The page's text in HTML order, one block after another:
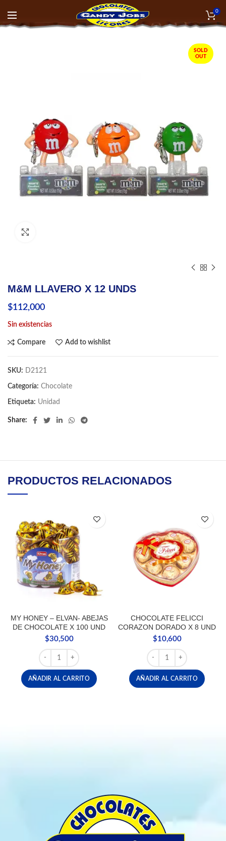
0
SOLD
OUT
M&M LLAVERO X 12 UNDS
$112,000
Sin existencias
Compare Add to wishlist
SKU: D2121
Categoría: Chocolate
Etiqueta: Unidad
Share
PRODUCTOS RELACIONADOS
MY HONEY – ELVAN- ABEJAS
DE CHOCOLATE X 100 UND
$30,500
MY HONEY - ELVAN- ABEJAS DE CHOCOLATE X 100
AÑADIR AL CARRITO
CHOCOLATE FELICCI
CORAZON DORADO X 8 UND
$10,600
CHOCOLATE FELICCI
AÑADIR AL CARRITO